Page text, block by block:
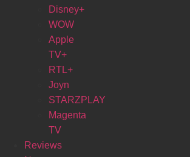
Disney+
WOW
Apple
TV+
RTL+
Joyn
STARZPLAY
Magenta
TV
Reviews